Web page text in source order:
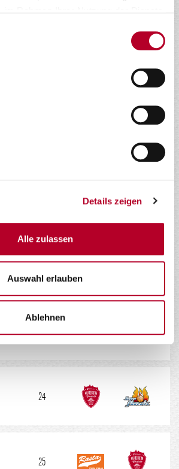
Details zeigen
Alle zulassen
Auswahl erlauben
Ablehnen
22
23
24
25